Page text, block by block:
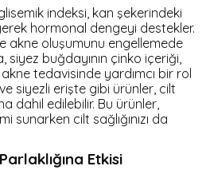
indeksi, kan şekerindeki
hormonal dengeyi destekler.
akne oluşumunu engellemede
siyez buğdayının çinko içeriği,
tedavisinde yardımcı bir rol
siyezli erişte gibi ürünler, cilt
dahil edilebilir. Bu ürünler,
sunarken cilt sağlığınızı da
Etkisi